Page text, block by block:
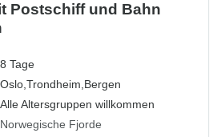
Postschiff und Bahn
8 Tage
Oslo,Trondheim,Bergen
Alle Altersgruppen willkommen
Norwegische Fjorde